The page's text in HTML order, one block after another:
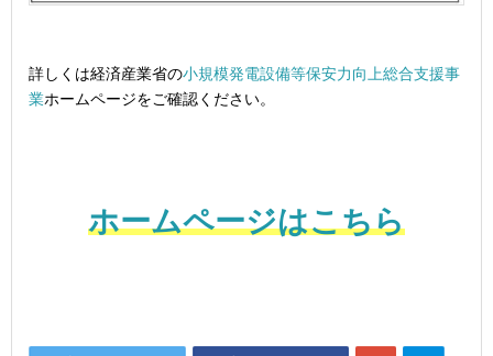
詳しくは経済産業省の小規模発電設備等保安力向上総合支援事
業ホームページをご確認ください。
ホームページはこちら